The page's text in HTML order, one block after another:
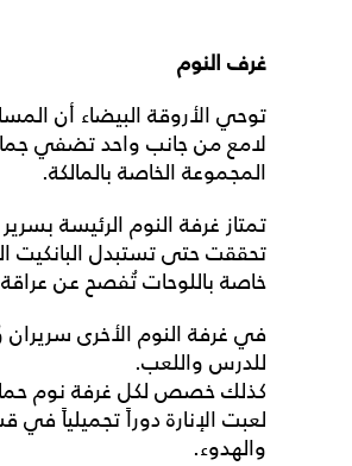
غرف النوم
توحي الأروقة البيضاء أن
لامع من جانب واحد تضفي
المجموعة الخاصة بالمالكة.
تمتاز غرفة النوم الرئيسة
تحققت حتى تستبدل البانكيت
خاصة باللوحات تُفصح عن
في غرفة النوم الأخرى
للدرس واللعب.
كذلك خصص لكل غرفة نوم
لعبت الإنارة دوراً تجميلياً في
والهدوء.